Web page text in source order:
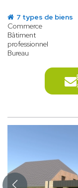
7 types de biens
Commerce
Bâtiment
professionnel
Bureau